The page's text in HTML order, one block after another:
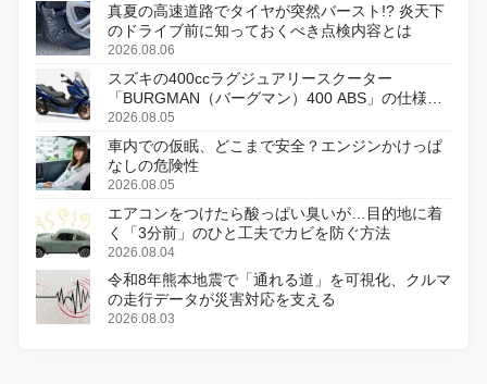
真夏の高速道路でタイヤが突然バースト!? 炎天下
のドライブ前に知っておくべき点検内容とは
2026.08.06
スズキの400ccラグジュアリースクーター
「BURGMAN（バーグマン）400 ABS」の仕様を
変更し、8月18日に発売
2026.08.05
車内での仮眠、どこまで安全？エンジンかけっぱ
なしの危険性
2026.08.05
エアコンをつけたら酸っぱい臭いが…目的地に着
く「3分前」のひと工夫でカビを防ぐ方法
2026.08.04
令和8年熊本地震で「通れる道」を可視化、クルマ
の走行データが災害対応を支える
2026.08.03